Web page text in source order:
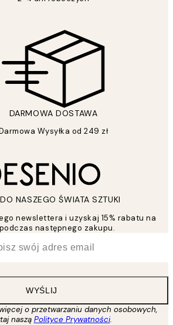
DARMOWA DOSTAWA
Wysyłka od 249 zł
NASZEGO ŚWIATA SZTUKI
newslettera i uzyskaj 15% rabatu na
następnego zakupu.
WYŚLIJ
o przetwarzaniu danych osobowych,
naszą Polityce Prywatności.